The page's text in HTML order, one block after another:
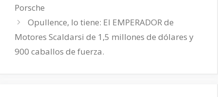
Porsche
Opullence, lo tiene: El EMPERADOR de
Motores Scaldarsi de 1,5 millones de dólares y
900 caballos de fuerza.